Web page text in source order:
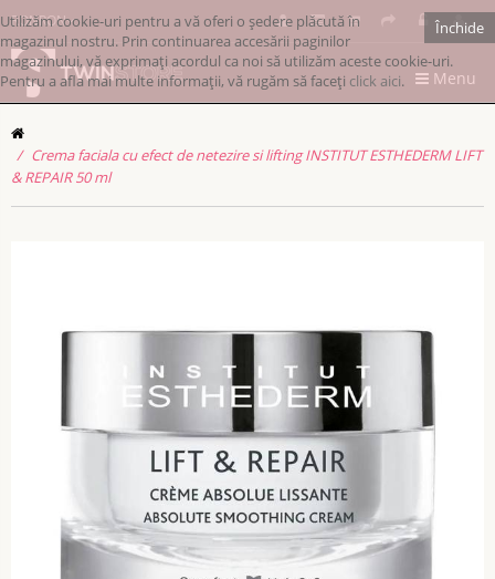
RONRON
Menu
Crema faciala cu efect de netezire si lifting INSTITUT ESTHEDERM LIFT
& REPAIR 50 ml
Închide
Utilizăm cookie-uri pentru a vă oferi o ședere plăcută în
magazinul nostru. Prin continuarea accesării paginilor
magazinului, vă exprimați acordul ca noi să utilizăm aceste cookie-uri.
Pentru a afla mai multe informații, vă rugăm să faceți click aici.